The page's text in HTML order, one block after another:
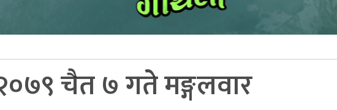
चैत ७ गते मङ्गलवार